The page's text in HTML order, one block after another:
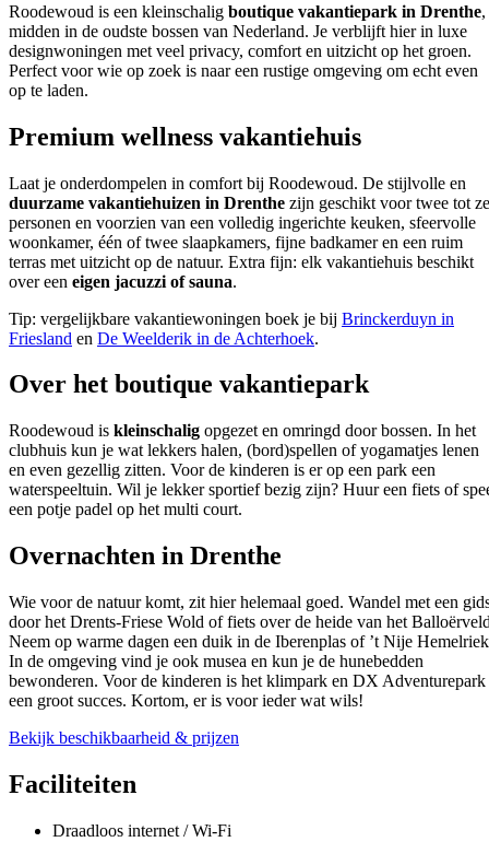
Roodewoud is een kleinschalig boutique vakantiepark in Drenthe,
midden in de oudste bossen van Nederland. Je verblijft hier in luxe
designwoningen met veel privacy, comfort en uitzicht op het groen.
Perfect voor wie op zoek is naar een rustige omgeving om echt even
op te laden.
Premium wellness vakantiehuis
Laat je onderdompelen in comfort bij Roodewoud. De stijlvolle en
duurzame vakantiehuizen in Drenthe zijn geschikt voor twee tot
personen en voorzien van een volledig ingerichte keuken, sfeervolle
woonkamer, één of twee slaapkamers, fijne badkamer en een ruim
terras met uitzicht op de natuur. Extra fijn: elk vakantiehuis beschikt
over een eigen jacuzzi of sauna.
Tip: vergelijkbare vakantiewoningen boek je bij Brinckerduyn in
Friesland en De Weelderik in de Achterhoek.
Over het boutique vakantiepark
Roodewoud is kleinschalig opgezet en omringd door bossen. In het
clubhuis kun je wat lekkers halen, (bord)spellen of yogamatjes lenen
en even gezellig zitten. Voor de kinderen is er op een park een
waterspeeltuin. Wil je lekker sportief bezig zijn? Huur een fiets of
een potje padel op het multi court.
Overnachten in Drenthe
Wie voor de natuur komt, zit hier helemaal goed. Wandel met een
door het Drents-Friese Wold of fiets over de heide van het
Neem op warme dagen een duik in de Iberenplas of ’t Nije
In de omgeving vind je ook musea en kun je de hunebedden
bewonderen. Voor de kinderen is het klimpark en DX Adventurepark
een groot succes. Kortom, er is voor ieder wat wils!
Bekijk beschikbaarheid & prijzen
Faciliteiten
Draadloos internet / Wi-Fi